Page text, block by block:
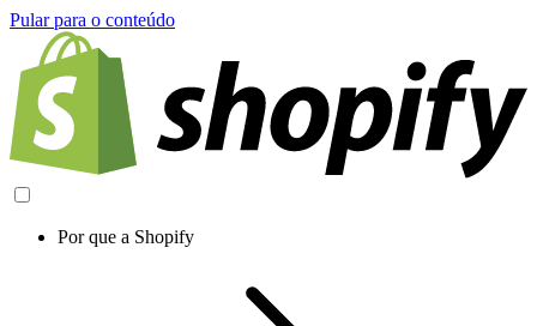
Pular para o conteúdo
Por que a Shopify